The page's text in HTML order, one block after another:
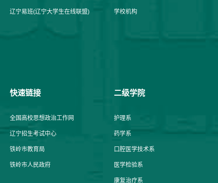
辽宁易班(辽宁大学生在线联盟) 学校机构
快速链接
全国高校思想政治工作网
辽宁招生考试中心
铁岭市教育局
铁岭市人民政府
二级学院
护理系
药学系
口腔医学技术系
医学检验系
康复治疗系